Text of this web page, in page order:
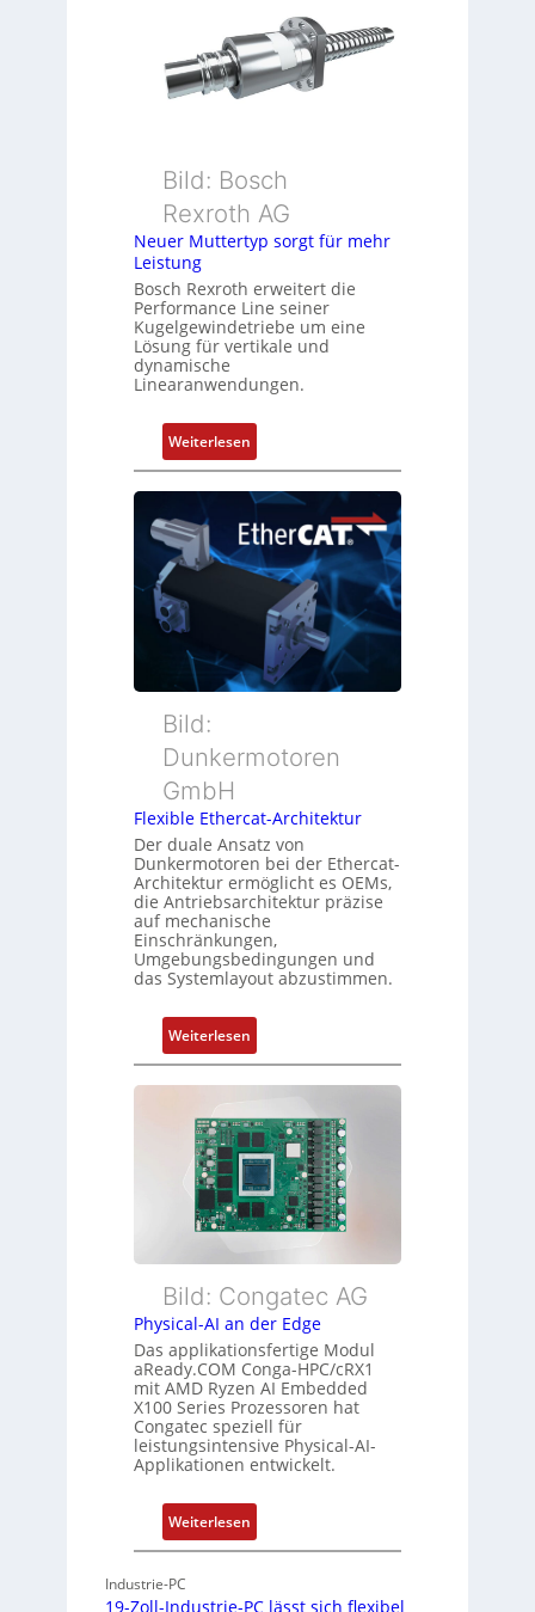
s
m
e
n
u
d
Z
u
t
a
n
d
s
ü
b
e
c
h
g
g
e
b
k
m
b
n
i
e
P
o
s
i
t
i
o
e
u
u
n
d
Z
u
s
t
d
b
e
r
w
a
u
n
g
Bild: Bosch
Rexroth AG
Neuer Muttertyp sorgt für mehr
Leistung
Bosch Rexroth erweitert die
Performance Line seiner
Kugelgewindetriebe um eine
Lösung für vertikale und
dynamische
Linearanwendungen.
Weiterlesen:
N
e
e
r
t
e
y
s
o
r
g
t
f
ü
m
e
h
L
e
i
s
t
n
g
Bild:
Dunkermotoren
GmbH
Flexible Ethercat-Architektur
Der duale Ansatz von
Dunkermotoren bei der Ethercat-
Architektur ermöglicht es OEMs,
die Antriebsarchitektur präzise
auf mechanische
Einschränkungen,
Umgebungsbedingungen und
das Systemlayout abzustimmen.
Weiterlesen:
F
l
x
i
b
l
e
E
h
e
r
c
a
t
-
r
c
Bild: Congatec AG
Physical-AI an der Edge
Das applikationsfertige Modul
aReady.COM Conga-HPC/cRX1
mit AMD Ryzen AI Embedded
X100 Series Prozessoren hat
Congatec speziell für
leistungsintensive Physical-AI-
Applikationen entwickelt.
Weiterlesen:
P
Industrie-PC
19-Zoll-Industrie-PC lässt sich flexibel